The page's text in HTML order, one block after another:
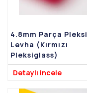
4.8mm Parça Pleksi
Levha (Kırmızı
Pleksiglass)
Detaylı incele